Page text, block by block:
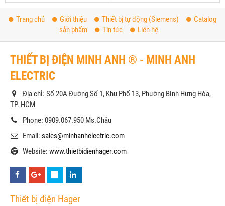
Trang chủ Giới thiệu Thiết bị tự động (Siemens)
Catalog
sản phẩm
Tin tức Liên hệ
THIẾT BỊ ĐIỆN MINH ANH ® - MINH ANH
ELECTRIC
Địa chỉ: Số 20A Đường Số 1, Khu Phố 13, Phường Bình Hưng Hòa,
TP. HCM
Phone: 0909.067.950 Ms.Châu
Email: sales@minhanhelectric.com
Website: www.thietbidienhager.com
Thiết bị điện Hager